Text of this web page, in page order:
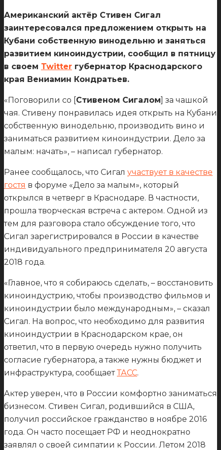
Американский актёр Стивен Сигал
заинтересовался предложением открыть на
Кубани собственную винодельню и заняться
развитием киноиндустрии, сообщил в пятницу
в своем Twitter губернатор Краснодарского
края Вениамин Кондратьев.
«Поговорили со [Стивеном Сигалом] за чашкой
чая. Стивену понравилась идея открыть на Кубани
собственную винодельню, производить вино и
заниматься развитием киноиндустрии. Дело за
малым: начать», – написал губернатор.
Ранее сообщалось, что Сигал участвует в качестве
гостя в форуме «Дело за малым», который
открылся в четверг в Краснодаре. В частности,
прошла творческая встреча с актером. Одной из
тем для разговора стало обсуждение того, что
Сигал зарегистрировался в России в качестве
индивидуального предпринимателя 20 августа
2018 года.
«Главное, что я собираюсь сделать, – восстановить
киноиндустрию, чтобы производство фильмов и
киноиндустрии было международным», – сказал
Сигал. На вопрос, что необходимо для развития
киноиндустрии в Краснодарском крае, он
ответил, что в первую очередь нужно получить
согласие губернатора, а также нужны бюджет и
инфраструктура, сообщаетТАСС.
Актер уверен, что в России комфортно заниматься
бизнесом. Стивен Сигал, родившийся в США,
получил российское гражданство в ноябре 2016
года. Он часто посещает РФ и неоднократно
заявлял о своей симпатии к России. Летом 2018